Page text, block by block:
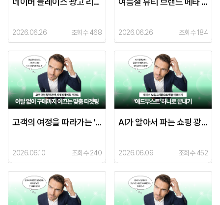
2026.06.26 조회수 468 2026.06.26 조회수 184
고객의 여정을 따라가는 'TG(타겟팅게이츠)'
2026.06.10 조회수 240
AI가 알아서 파는 쇼핑 광고, '네이버 애드부스트' 완벽 정리
2026.06.09 조회수 452